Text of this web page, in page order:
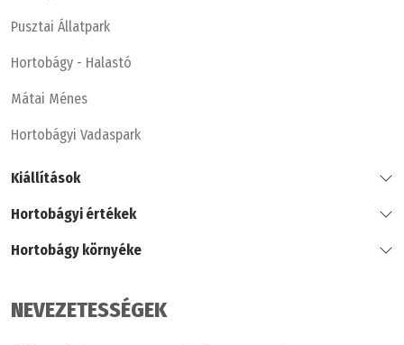
Pusztai Állatpark
Hortobágy - Halastó
Mátai Ménes
Hortobágyi Vadaspark
Kiállítások
Hortobágyi értékek
Hortobágy környéke
NEVEZETESSÉGEK